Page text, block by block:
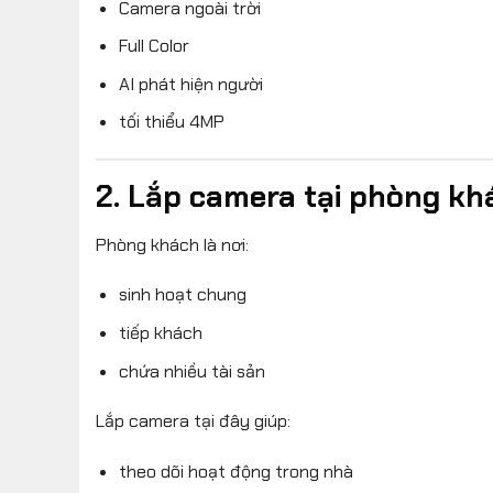
Camera ngoài trời
Full Color
AI phát hiện người
tối thiểu 4MP
2. Lắp camera tại phòng
Phòng khách là nơi:
sinh hoạt chung
tiếp khách
chứa nhiều tài sản
Lắp camera tại đây giúp:
theo dõi hoạt động trong nhà